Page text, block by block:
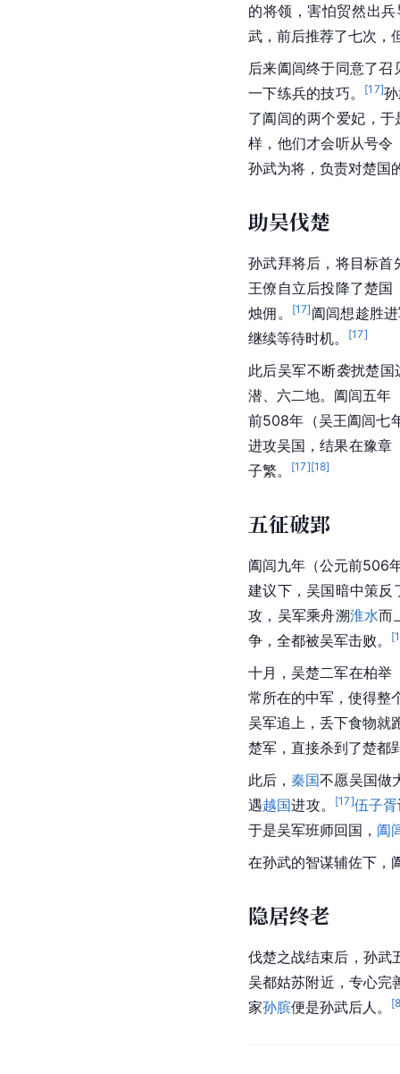
的将领，害怕贸然出
武，前后推荐了七次，
后来阖闾终于同意了
一下练兵的技巧。
[17]
了阖闾的两个爱妃，
样，他们才会听从号令
孙武为将，负责对楚国
助吴伐楚
孙武拜将后，将目标首
王僚自立后投降了楚
烛佣。
[17] 阖闾想趁胜
继续等待时机。
[17]
此后吴军不断袭扰楚
潜、六二地。阖闾五年
前508年（吴王阖闾七
进攻吴国，结果在豫章
子繁。
[17][18]
五征破郢
阖闾九年（公元前506
建议下，吴国暗中策反
攻，吴军乘舟溯淮水而
争，全都被吴军击败。
[
十月，吴楚二军在柏举
常所在的中军，使得整
吴军追上，丢下食物就
楚军，直接杀到了楚都
此后，秦国不愿吴国做
遇越国进攻。 [17]伍子胥
于是吴军班师回国， 阖
在孙武的智谋辅佐下，
隐居终老
伐楚之战结束后，孙武
吴都姑苏附近，专心完
家孙膑便是孙武后人。 [